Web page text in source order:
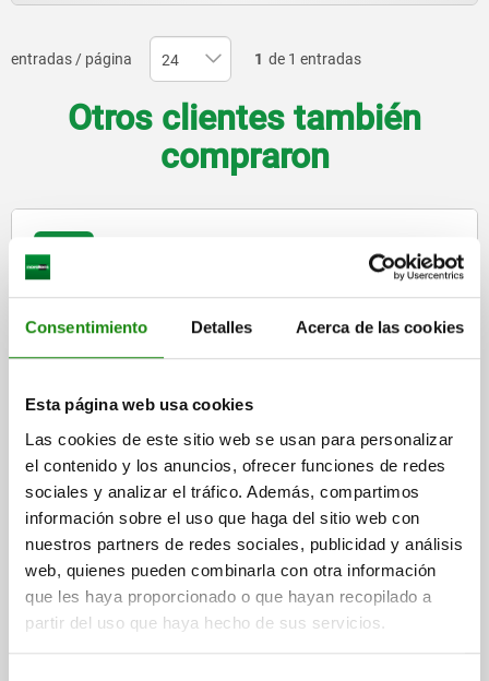
Consentimiento Detalles Acerca de las cookies
Esta página web usa cookies
Las cookies de este sitio web se usan para personalizar
el contenido y los anuncios, ofrecer funciones de redes
sociales y analizar el tráfico. Además, compartimos
información sobre el uso que haga del sitio web con
nuestros partners de redes sociales, publicidad y análisis
web, quienes pueden combinarla con otra información
que les haya proporcionado o que hayan recopilado a
partir del uso que haya hecho de sus servicios.
entradas / página 1 de 1 entradas
Otros clientes también
compraron
Interruptores de seguridad de bisagra versión alargada
desde$1,326.81
más IVA.
más gastos de envío
DETALLES